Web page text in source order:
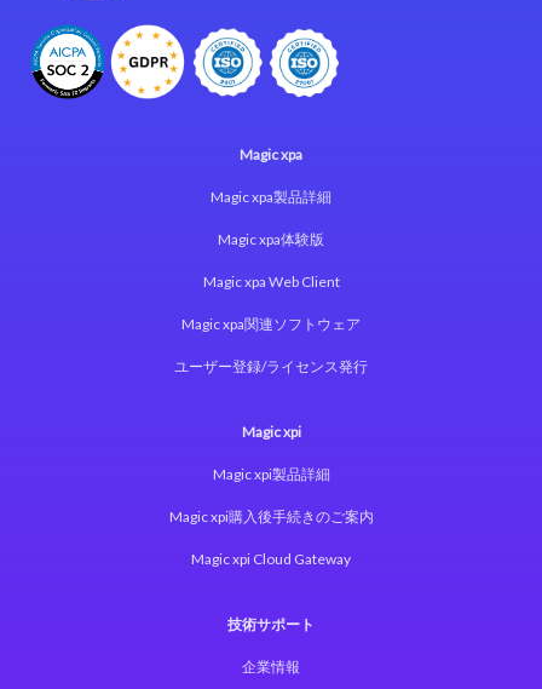
Magic xpa
Magic xpa製品詳細
Magic xpa体験版
Magic xpa Web Client
Magic xpa関連ソフトウェア
ユーザー登録/ライセンス発行
Magic xpi
Magic xpi製品詳細
Magic xpi購入後手続きのご案内
Magic xpi Cloud Gateway
技術サポート
企業情報